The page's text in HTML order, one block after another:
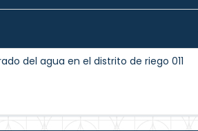
del agua en el distrito de riego 011